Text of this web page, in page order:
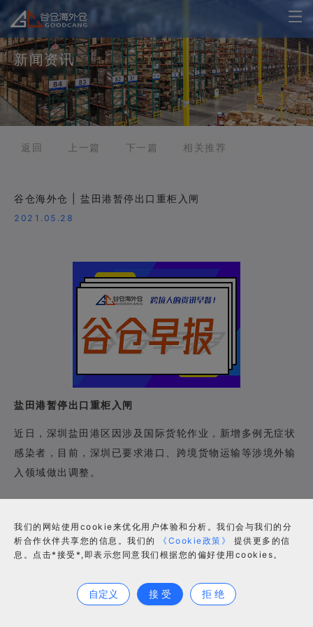
新闻资讯
返回 上一篇 下一篇 相关推荐
谷仓海外仓 | 盐田港暂停出口重柜入闸
2021.05.28
盐田港暂停出口重柜入闸
近日，深圳盐田港区因涉及国际货轮作业，新增多例无症状
感染者，目前，深圳已要求港口、跨境货物运输等涉境外输
入领域做出调整。
根据深圳盐田国际通知，5月 25日晚上十点起闸口有限作
业。 值得注意的是，在5 月28日期盐田港恢复接收重柜，且
续增长，已发展成为全国集装箱吞吐量较大的单一港区。
我们的网站使用cookie来优化用户体验和分析。我们会与我们的分
析合作伙伴共享您的信息。我们的
《Cookie政策》
提供更多的信
息。点击*接受*,即表示您同意我们根据您的偏好使用cookies。
自定义 接 受 拒 绝